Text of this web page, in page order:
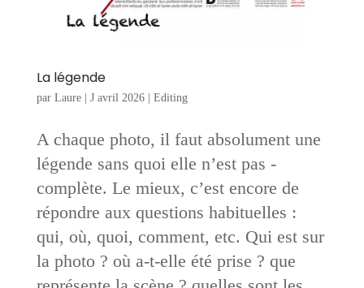
La légende
par Laure| J avril 2026| Editing
A chaque photo, il faut absolument une
légende sans quoi elle n’est pas ­
complète. Le mieux, c’est encore de
répondre aux questions habituelles :
qui, où, quoi, comment, etc. Qui est sur
la photo ? où a-t-elle été prise ? que